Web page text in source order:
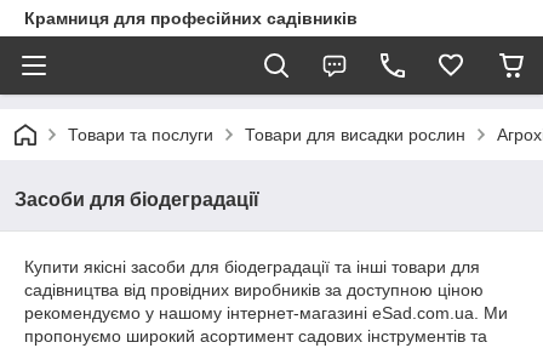
Крамниця для професійних садівників
Товари та послуги Товари для висадки рослин
Засоби для біодеградації
Купити якісні засоби для біодеградації та інші товари для
садівництва від провідних виробників за доступною ціною
рекомендуємо у нашому інтернет-магазині eSad.com.ua. Ми
пропонуємо широкий асортимент садових інструментів та